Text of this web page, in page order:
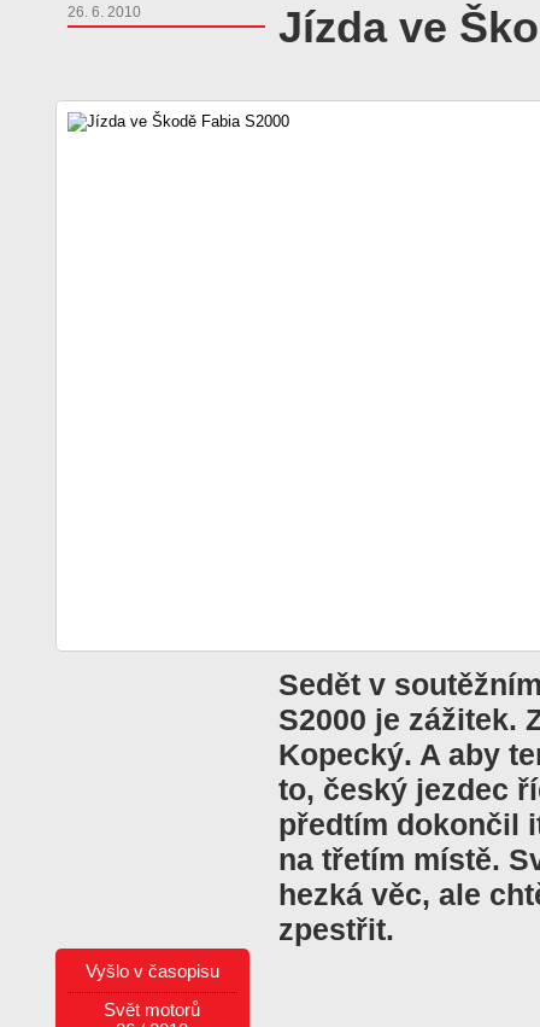
26. 6. 2010 Jízda ve
Sedět v
S2000 je zážitek.
Kopecký. A aby
to, český jezdec
předtím dokončil
na třetím místě.
hezká věc, ale
zpestřit.
Vyšlo v časopisu
Svět motorů